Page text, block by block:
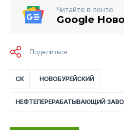
Читайте в ленте
Google
СК НОВОБУРЕЙСКИЙ
НЕФТЕПЕРЕРАБАТЫВАЮЩИЙ